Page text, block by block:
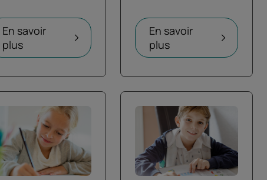
En savoir
plus
En savoir
plus